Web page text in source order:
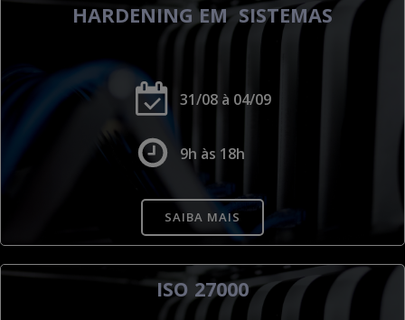
HARDENING EM SISTEMAS
31/08 à 04/09
9h às 18h
SAIBA MAIS
ISO 27000